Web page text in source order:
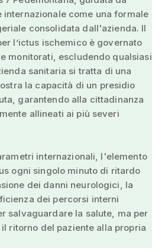
come una formale
consolidata dall'azienda. Il
l’ictus ischemico è governato
monitorati, escludendo qualsiasi
sanitaria si tratta di una
la capacità di un presidio
garantendo alla cittadinanza
allineati ai più severi
internazionali, l'elemento
ogni singolo minuto di ritardo
dei danni neurologici, la
dei percorsi interni
salvaguardare la salute, ma per
ritorno del paziente alla propria